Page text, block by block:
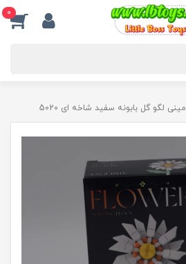
0
مینی لگو گل بابونه سفید شاخه ای 5020